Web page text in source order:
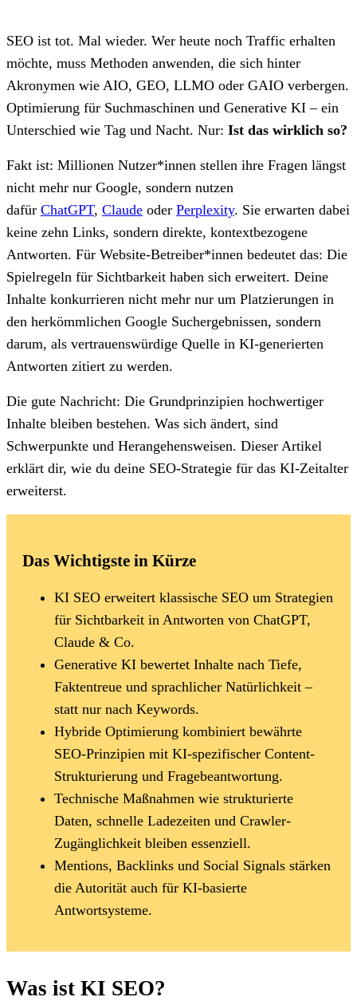
SEO ist tot. Mal wieder. Wer heute noch Traffic erhalten
möchte, muss Methoden anwenden, die sich hinter
Akronymen wie AIO, GEO, LLMO oder GAIO verbergen.
Optimierung für Suchmaschinen und Generative KI – ein
Unterschied wie Tag und Nacht. Nur: Ist das wirklich so?
Fakt ist: Millionen Nutzer*innen stellen ihre Fragen längst
nicht mehr nur Google, sondern nutzen
dafür ChatGPT, Claude oder Perplexity. Sie erwarten dabei
keine zehn Links, sondern direkte, kontextbezogene
Antworten. Für Website-Betreiber*innen bedeutet das: Die
Spielregeln für Sichtbarkeit haben sich erweitert. Deine
Inhalte konkurrieren nicht mehr nur um Platzierungen in
den herkömmlichen Google Suchergebnissen, sondern
darum, als vertrauenswürdige Quelle in KI-generierten
Antworten zitiert zu werden.
Die gute Nachricht: Die Grundprinzipien hochwertiger
Inhalte bleiben bestehen. Was sich ändert, sind
Schwerpunkte und Herangehensweisen. Dieser Artikel
erklärt dir, wie du deine SEO-Strategie für das KI-Zeitalter
erweiterst.
Das Wichtigste in Kürze
KI SEO erweitert klassische SEO um Strategien
für Sichtbarkeit in Antworten von ChatGPT,
Claude & Co.
Generative KI bewertet Inhalte nach Tiefe,
Faktentreue und sprachlicher Natürlichkeit –
statt nur nach Keywords.
Hybride Optimierung kombiniert bewährte
SEO-Prinzipien mit KI-spezifischer Content-
Strukturierung und Fragebeantwortung.
Technische Maßnahmen wie strukturierte
Daten, schnelle Ladezeiten und Crawler-
Zugänglichkeit bleiben essenziell.
Mentions, Backlinks und Social Signals stärken
die Autorität auch für KI-basierte
Antwortsysteme.
Was ist KI SEO?